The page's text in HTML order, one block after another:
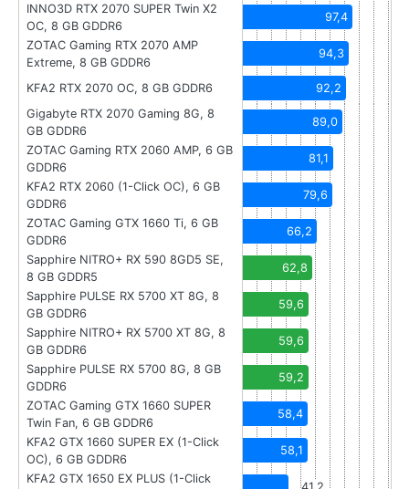
INNO3D RTX 2070 SUPER Twin X2
OC, 8 GB GDDR6
97,4
ZOTAC Gaming RTX 2070 AMP
Extreme, 8 GB GDDR6
94,3
KFA2 RTX 2070 OC, 8 GB GDDR6
92,2
Gigabyte RTX 2070 Gaming 8G, 8
GB GDDR6
89,0
ZOTAC Gaming RTX 2060 AMP, 6 GB
GDDR6
81,1
KFA2 RTX 2060 (1-Click OC), 6 GB
GDDR6
79,6
ZOTAC Gaming GTX 1660 Ti, 6 GB
GDDR6
66,2
Sapphire NITRO+ RX 590 8GD5 SE,
8 GB GDDR5
62,8
Sapphire PULSE RX 5700 XT 8G, 8
GB GDDR6
59,6
Sapphire NITRO+ RX 5700 XT 8G, 8
GB GDDR6
59,6
Sapphire PULSE RX 5700 8G, 8 GB
GDDR6
59,2
ZOTAC Gaming GTX 1660 SUPER
Twin Fan, 6 GB GDDR6
58,4
KFA2 GTX 1660 SUPER EX (1-Click
OC), 6 GB GDDR6
58,1
KFA2 GTX 1650 EX PLUS (1-Click